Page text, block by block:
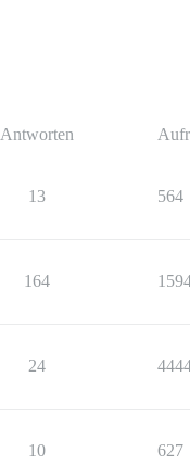
Antworten
13 564
164
24
10 627